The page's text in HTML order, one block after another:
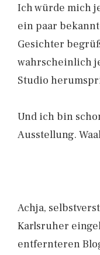
Ich würde mich
ein paar
Gesichter
wahrscheinlich
Studio
Und ich bin
Ausstellung.
Achja,
Karlsruher
entfernteren